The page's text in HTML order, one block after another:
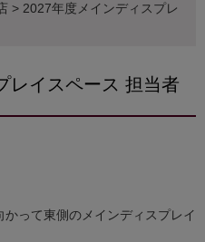
> 2027年度メインディスプレ
レイスペース 担当者
って東側のメインディスプレイ